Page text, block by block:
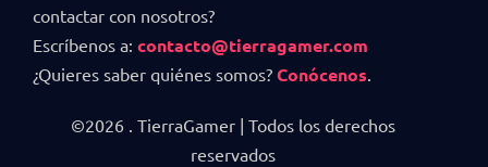
contactar con nosotros?
Escríbenos a: contacto@tierragamer.com
¿Quieres saber quiénes somos? Conócenos.
©2026 . TierraGamer | Todos los derechos
reservados